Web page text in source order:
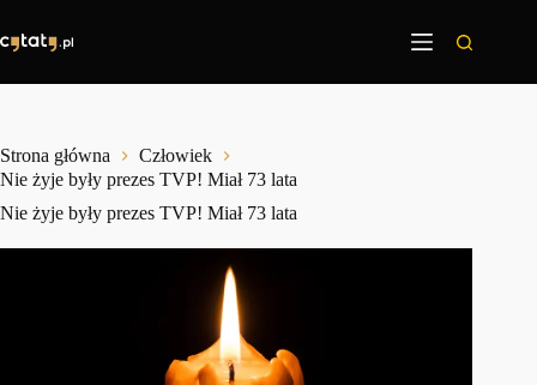
treści
Strona główna
Człowiek
Nie żyje były prezes TVP! Miał 73 lata
Nie żyje były prezes TVP! Miał 73 lata